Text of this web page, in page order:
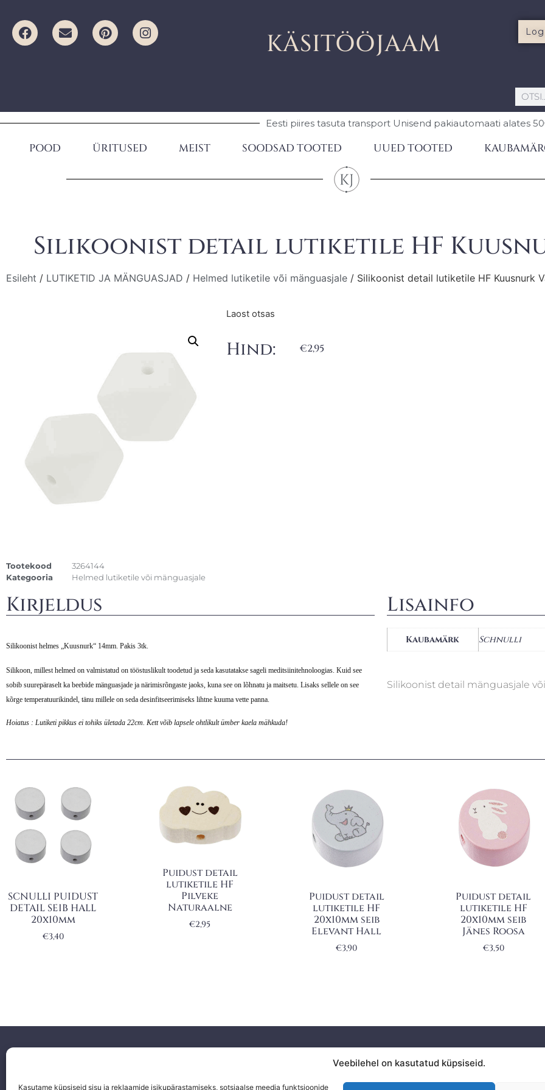
Veebilehel on kasutatud küpsiseid.
Kasutame küpsiseid sisu ja reklaamide isikupärastamiseks, sotsiaalse meedia funktsioonide
KÄSITÖÖJAAM
Eesti piires tasuta transport Unisend pakiautomaati alates
POOD ÜRITUSED MEIST SOODSAD TOOTED UUED TOOTED
Silikoonist detail lutiketile HF
Esileht / LUTIKETID JA MÄNGUASJAD / Helmed lutiketile või mänguasjale / Silikoonist detail lutiketile HF Kuusnurk
Tootekood
3264144
Kategooria
Helmed lutiketile või mänguasjale
Laost otsas
Hind: €2,95
Kirjeldus
Silikoonist helmes „Kuusnurk“ 14mm. Pakis 3tk.
Silikoon, millest helmed on valmistatud on tööstuslikult toodetud ja seda kasutatakse sageli meditsiinitehnoloogias. Kuid see
sobib suurepäraselt ka beebide mänguasjade ja närimisrõngaste jaoks, kuna see on lõhnatu ja maitsetu. Lisaks sellele on see
kõrge temperatuurikindel, tänu millele on seda desinfitseerimiseks lihtne kuuma vette panna.
Hoiatus : Lutiketi pikkus ei tohiks ületada 22cm. Kett võib lapsele ohtlikult ümber kaela mähkuda!
Lisainfo
Kaubamärk Schnulli
Silikoonist detail mänguasjale
SCNULLI PUIDUST
DETAIL SEIB HALL
20x10mm
€3,40
Puidust detail
lutiketile HF
Pilveke
Naturaalne
€2,95
Puidust detail
lutiketile HF
20x10mm seib
Elevant Hall
€3,90
Puidust detail
lutiketile HF
20x10mm seib
Jänes Roosa
€3,50
Facebook Privaatsuspoliitika
Ostuinfo